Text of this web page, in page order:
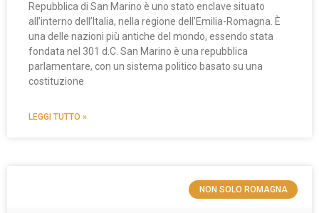
Repubblica di San Marino è uno stato enclave situato
all’interno dell’Italia, nella regione dell’Emilia-Romagna. È
una delle nazioni più antiche del mondo, essendo stata
fondata nel 301 d.C. San Marino è una repubblica
parlamentare, con un sistema politico basato su una
costituzione
LEGGI TUTTO »
NON SOLO ROMAGNA